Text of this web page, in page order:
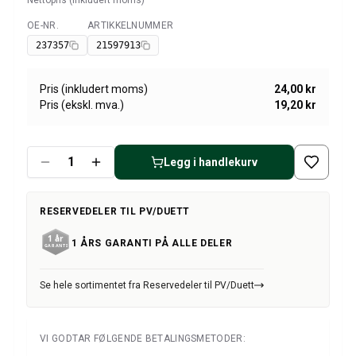
Amazon dekk/felg/navkapsler
Reservedeler til 1800
1800 Bremsesystem
Volvo 1800 Karosseri
1800 Kjølesystem
1800 Forvogn
1800 Kraftoverføring/Bakaksel
Varme/Friskluftsanlegg 1800 (1961–73)
1800 Dekk/Felg
1800 Øvrig
Volvo 140/164 karosseri
140/164 Elsystem
Tilgjengelig
OE-NR.
237357
ARTIKKELNUMMER
21597913
Pris (inkludert moms)
24,00 kr
Pris (ekskl. mva.)
19,20 kr
Legg i handlekurv
RESERVEDELER TIL PV/DUETT
1 ÅRS GARANTI PÅ ALLE DELER
Se hele sortimentet fra Reservedeler til PV/Duett
VI GODTAR FØLGENDE BETALINGSMETODER: